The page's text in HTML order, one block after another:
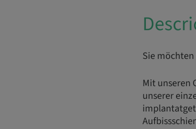
Sie
Mit unseren
unserer